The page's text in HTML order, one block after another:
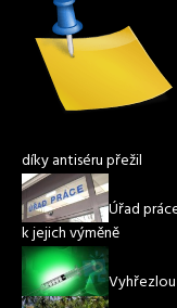
díky antiséru přežil
Úřad
k jejich výměně